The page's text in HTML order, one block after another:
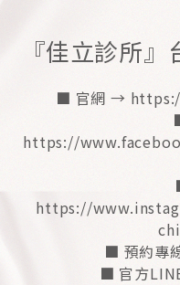
『佳立診所
■ 官網 →
https://
https://
■ 預約專
■ 官方